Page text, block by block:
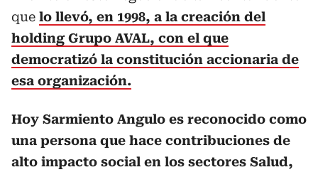
que lo llevó, en 1998, a la creación del
holding Grupo AVAL, con el que
democratizó la constitución accionaria de
esa organización.
Hoy Sarmiento Angulo es reconocido como
una persona que hace contribuciones de
alto impacto social en los sectores Salud,